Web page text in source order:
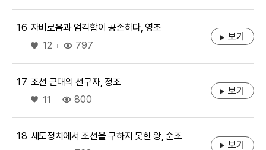
16 자비로움과 엄격함이 공존하다, 영조
좋아요
12 797
보기
17 조선 근대의 선구자, 정조
좋아요
11 800
보기
18 세도정치에서 조선을 구하지 못한 왕, 순조
보기